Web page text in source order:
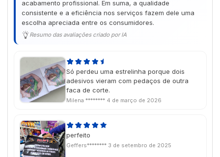
acabamento profissional. Em suma, a qualidade
consistente e a eficiência nos serviços fazem dele uma
escolha apreciada entre os consumidores.
Resumo das avaliações criado por IA
Só perdeu uma estrelinha porque dois
adesivos vieram com pedaços de outra
faca de corte.
Milena ******** 4 de março de 2026
perfeito
Geffers******** 3 de setembro de 2025